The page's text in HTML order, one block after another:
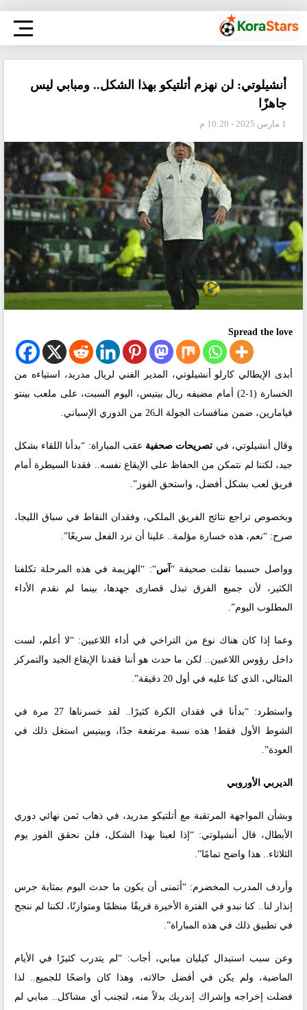
أنشيلوتي: لن نهزم أتلتيكو بهذا الشكل.. ومبابي ليس
جاهزًا
1 مارس 2025 - 10:20 م
Spread the love
أبدى الإيطالي كارلو أنشيلوتي، المدير الفني لريال مدريد، استياءه من
الخسارة (1-2) أمام مضيفه ريال بيتيس، اليوم السبت، على ملعب بينتو
فيامارين، ضمن منافسات الجولة الـ26 من الدوري الإسباني.
وقال أنشيلوتي، في تصريحات صحفية عقب المباراة: “بدأنا اللقاء بشكل
جيد، لكننا لم نتمكن من الحفاظ على الإيقاع نفسه.. فقدنا السيطرة أمام
فريق لعب بشكل أفضل، واستحق الفوز”.
وبخصوص تراجع نتائج الفريق الملكي، وفقدان النقاط في سباق الليجا،
صرح: “نعم، هذه خسارة مؤلمة.. علينا أن نرد الفعل سريعًا”.
وواصل حسبما نقلت صحيفة “ آس“: “الهزيمة في هذه المرحلة تكلفنا
الكثير، لأن جميع الفرق تبذل قصارى جهدها، بينما لم نقدم الأداء
المطلوب اليوم”.
وعما إذا كان هناك نوع من التراخي في أداء اللاعبين: “لا أعلم، لست
داخل رؤوس اللاعبين.. لكن ما حدث هو أننا فقدنا الإيقاع الجيد والتمركز
المثالي، الذي كنا عليه في أول 20 دقيقة”.
واستطرد: “بدأنا في فقدان الكرة كثيرًا.. لقد خسرناها 27 مرة في
الشوط الأول فقط! هذه نسبة مرتفعة جدًا، وبيتيس استغل ذلك في
العودة”.
الديربي الأوروبي
وبشأن المواجهة المرتقبة مع أتلتيكو مدريد، في ذهاب ثمن نهائي دوري
الأبطال، قال أنشيلوتي: “إذا لعبنا بهذا الشكل، فلن نحقق الفوز يوم
الثلاثاء.. هذا واضح تمامًا”.
وأردف المدرب المخضرم: “أتمنى أن يكون ما حدث اليوم بمثابة جرس
إنذار لنا.. كنا نبدو في الفترة الأخيرة فريقًا منظمًا ومتوازنًا، لكننا لم ننجح
في تطبيق ذلك في هذه المباراة”.
وعن سبب استبدال كيليان مبابي، أجاب: “لم يتدرب كثيرًا في الأيام
الماضية، ولم يكن في أفضل حالاته، وهذا كان واضحًا للجميع.. لذا
فضلت إخراجه وإشراك إندريك بدلاً منه، لتجنب أي مشاكل.. مبابي لم